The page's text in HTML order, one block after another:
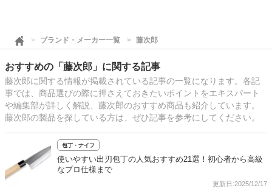
ブランド・メーカー一覧 藤次郎
おすすめの「藤次郎」に関する記事
藤次郎に関する情報が掲載されている記事の一覧になります。各記
事では、商品選びの際に押さえておきたいポイントをエキスパート
や編集部が詳しく解説、藤次郎のおすすめ商品も紹介しています。
藤次郎の製品を探している方は、ぜひ記事を参考にしてください。
包丁・ナイフ
使いやすい出刃包丁の人気おすすめ21選！初心者から高級
なプロ仕様まで
更新日:2025/12/17